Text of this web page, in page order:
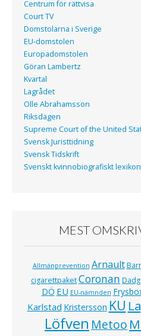
Centrum för rättvisa
Court TV
Domstolarna i Sverige
EU-domstolen
Europadomstolen
Göran Lambertz
Kvartal
Lagrådet
Olle Abrahamsson
Riksdagen
Supreme Court of the United
Svensk Juristtidning
Svensk Tidskrift
Svenskt kvinnobiografiskt lexikon
MEST
Allmänprevention Arnault
cigarettpaketCoronan
DÖ EU EU-nämnden
Karlstad Kristersson KU
Löfven Metoo